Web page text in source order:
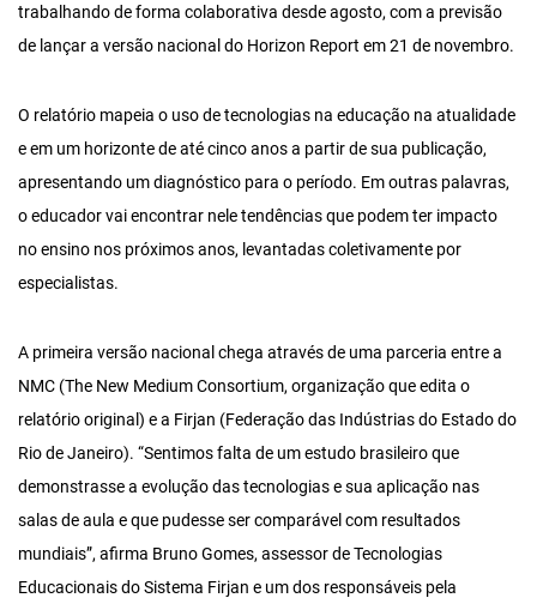
trabalhando de forma colaborativa desde agosto, com a previsão
de lançar a versão nacional do Horizon Report em 21 de novembro.
O relatório mapeia o uso de tecnologias na educação na atualidade
e em um horizonte de até cinco anos a partir de sua publicação,
apresentando um diagnóstico para o período. Em outras palavras,
o educador vai encontrar nele tendências que podem ter impacto
no ensino nos próximos anos, levantadas coletivamente por
especialistas.
A primeira versão nacional chega através de uma parceria entre a
NMC (The New Medium Consortium, organização que edita o
relatório original) e a Firjan (Federação das Indústrias do Estado do
Rio de Janeiro). “Sentimos falta de um estudo brasileiro que
demonstrasse a evolução das tecnologias e sua aplicação nas
salas de aula e que pudesse ser comparável com resultados
mundiais”, afirma Bruno Gomes, assessor de Tecnologias
Educacionais do Sistema Firjan e um dos responsáveis pela